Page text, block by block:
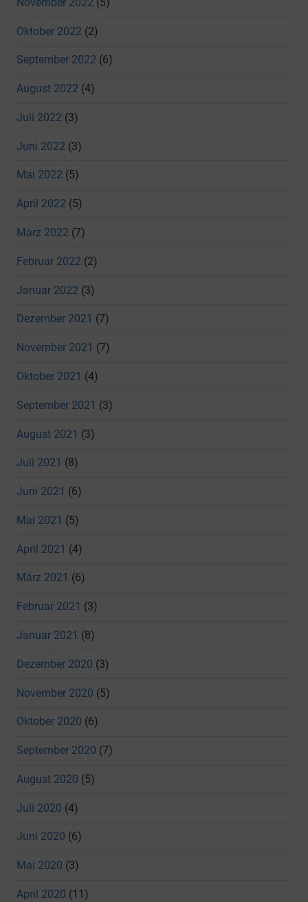
Oktober 2022 (2)
September 2022 (6)
August 2022 (4)
Juli 2022 (3)
Juni 2022 (3)
Mai 2022 (5)
April 2022 (5)
März 2022 (7)
Februar 2022 (2)
Januar 2022 (3)
Dezember 2021 (7)
November 2021 (7)
Oktober 2021 (4)
September 2021 (3)
August 2021 (3)
Juli 2021 (8)
Juni 2021 (6)
Mai 2021 (5)
April 2021 (4)
März 2021 (6)
Februar 2021 (3)
Januar 2021 (8)
Dezember 2020 (3)
November 2020 (5)
Oktober 2020 (6)
September 2020 (7)
August 2020 (5)
Juli 2020 (4)
Juni 2020 (6)
Mai 2020 (3)
April 2020 (11)